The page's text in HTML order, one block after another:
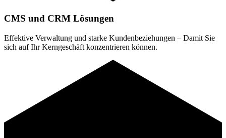
CMS und CRM Lösungen
Effektive Verwaltung und starke Kundenbeziehungen – Damit Sie
sich auf Ihr Kerngeschäft konzentrieren können.